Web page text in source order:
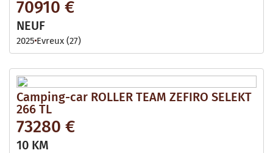
70910 €
NEUF
2025 Evreux (27)
Camping-car ROLLER TEAM ZEFIRO SELEKT
266 TL
73280 €
10 KM